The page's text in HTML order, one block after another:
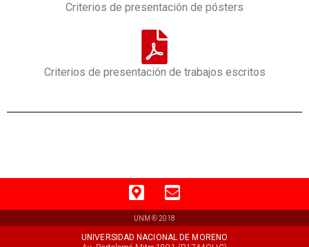
Criterios de presentación de pósters
Criterios de presentación de trabajos escritos
UNM ® 2018
UNIVERSIDAD NACIONAL DE MORENO